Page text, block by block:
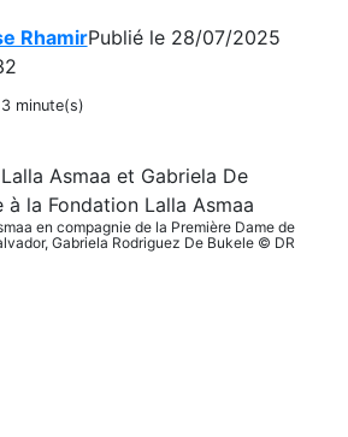
RhamirPublié le 28/07/2025
3 minute(s)
en compagnie de la Première Dame de
Gabriela Rodriguez De Bukele © DR